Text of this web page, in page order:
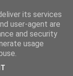
its services
user-agent are
and security
usage